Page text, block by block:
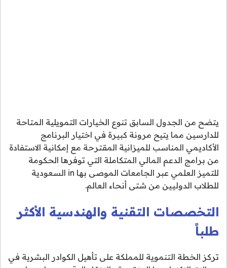
يتضح من الجدول السابق تنوع الخيارات التمويلية المتاحة
للدارسين مما يتيح مرونة كبيرة في اختيار البرنامج
الأكاديمي المناسب للميزانية المقترحة مع إمكانية الاستفادة
من برامج الدعم المالي المتكاملة التي توفرها الحكومة
للتميز العلمي عبر الجامعات الموصى بها in السعودية
للطلاب الدوليين من شتى أنحاء العالم.
التخصصات التقنية والهندسية الأكثر
طلباً
تركز الخطة التنموية للمملكة على تأهيل الكوادر البشرية في